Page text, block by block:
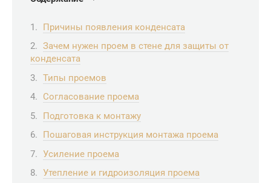
Причины появления конденсата
Зачем нужен проем в стене для защиты от
конденсата
Типы проемов
Согласование проема
Подготовка к монтажу
Пошаговая инструкция монтажа проема
Усиление проема
Утепление и гидроизоляция проема